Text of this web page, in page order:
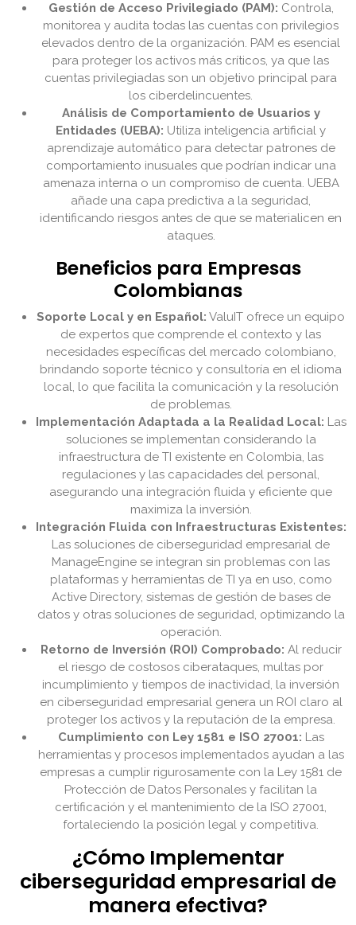
Gestión de Acceso Privilegiado (PAM): Controla,
monitorea y audita todas las cuentas con privilegios
elevados dentro de la organización. PAM es esencial
para proteger los activos más críticos, ya que las
cuentas privilegiadas son un objetivo principal para
los ciberdelincuentes.
Análisis de Comportamiento de Usuarios y
Entidades (UEBA): Utiliza inteligencia artificial y
aprendizaje automático para detectar patrones de
comportamiento inusuales que podrían indicar una
amenaza interna o un compromiso de cuenta. UEBA
añade una capa predictiva a la seguridad,
identificando riesgos antes de que se materialicen en
ataques.
Beneficios para Empresas
Colombianas
Soporte Local y en Español: ValuIT ofrece un equipo
de expertos que comprende el contexto y las
necesidades específicas del mercado colombiano,
brindando soporte técnico y consultoría en el idioma
local, lo que facilita la comunicación y la resolución
de problemas.
Implementación Adaptada a la Realidad Local: Las
soluciones se implementan considerando la
infraestructura de TI existente en Colombia, las
regulaciones y las capacidades del personal,
asegurando una integración fluida y eficiente que
maximiza la inversión.
Integración Fluida con Infraestructuras Existentes:
Las soluciones de ciberseguridad empresarial de
ManageEngine se integran sin problemas con las
plataformas y herramientas de TI ya en uso, como
Active Directory, sistemas de gestión de bases de
datos y otras soluciones de seguridad, optimizando la
operación.
Retorno de Inversión (ROI) Comprobado: Al reducir
el riesgo de costosos ciberataques, multas por
incumplimiento y tiempos de inactividad, la inversión
en ciberseguridad empresarial genera un ROI claro al
proteger los activos y la reputación de la empresa.
Cumplimiento con Ley 1581 e ISO 27001: Las
herramientas y procesos implementados ayudan a las
empresas a cumplir rigurosamente con la Ley 1581 de
Protección de Datos Personales y facilitan la
certificación y el mantenimiento de la ISO 27001,
fortaleciendo la posición legal y competitiva.
¿Cómo Implementar
ciberseguridad empresarial de
manera efectiva?